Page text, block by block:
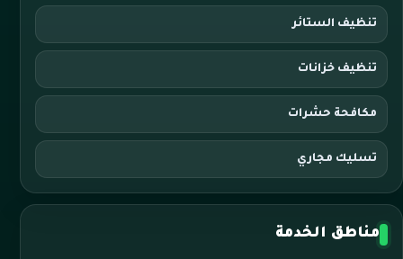
تنظيف الستائر
تنظيف خزانات
مكافحة حشرات
تسليك مجاري
مناطق الخدمة